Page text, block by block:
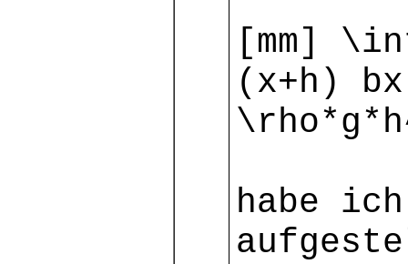
[mm]
(x+h)
habe